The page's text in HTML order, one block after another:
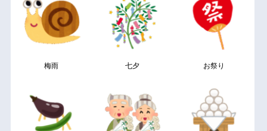
梅雨 七夕 お祭り